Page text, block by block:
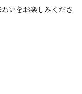
いをお楽しみくださ